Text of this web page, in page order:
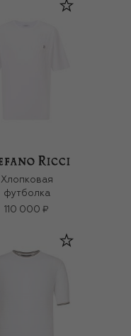
Хлопковая
футболка
110 000 ₽